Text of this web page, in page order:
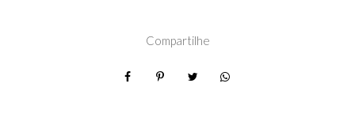
Compartilhe